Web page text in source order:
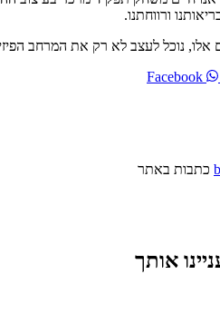
ורווחתנו.
נוכל לעצב לא רק את המרחב הפיזי
אותך